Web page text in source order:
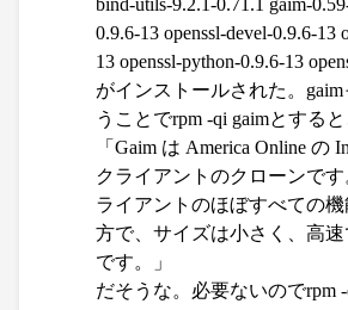
bind-utils-9.2.1-0.71.1 gaim-
0.9.6-13 openssl-devel-0.9.6-13
13 openssl-python-0.9.6-13
がインストールされた。
うことでrpm -qi gaimとすると
「Gaim は America Online の
クライアントのクローンで
ライアントのほぼすべての
方で、サイズは小さく、高
です。」
だそうな。必要ないのでrpm -